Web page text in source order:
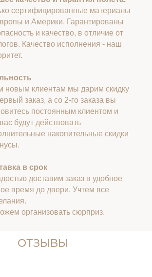
сертифицированные материалы
и Америки. Гарантированы
и качество, в отличие от
Качество исполнения - наш
новым клиентам мы дарим скидку
заказ, а со 2-го заказа вы
постоянным клиентом и
будут действовать
накопительные скидки
в срок
доставим заказ в удобное
время до двери. Учтем все
организовать сюрприз.
ОТЗЫВЫ